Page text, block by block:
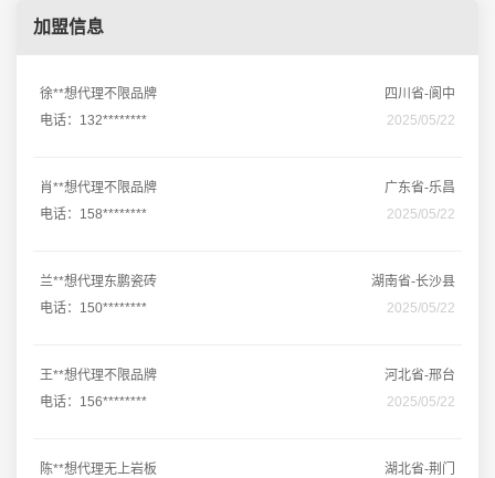
加盟信息
徐**想代理不限品牌
四川省-阆中
电话：132********
2025/05/22
肖**想代理不限品牌
广东省-乐昌
电话：158********
2025/05/22
兰**想代理东鹏瓷砖
湖南省-长沙县
电话：150********
2025/05/22
王**想代理不限品牌
河北省-邢台
电话：156********
2025/05/22
陈**想代理无上岩板
湖北省-荆门